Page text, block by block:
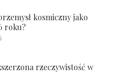
kosmiczny jako
roku?
rzeczywistość w